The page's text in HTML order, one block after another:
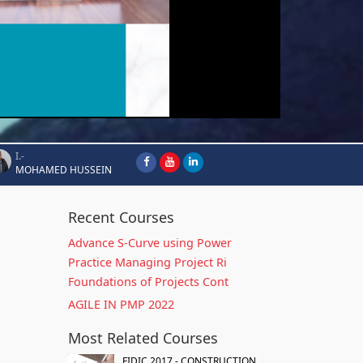
I.-
MOHAMED HUSSEIN
Recent Courses
Advance S-Curve using Power
Practice Managing Project Ri
Foundations of Projects Cont
AGILE IN PMP 2022
Most Related Courses